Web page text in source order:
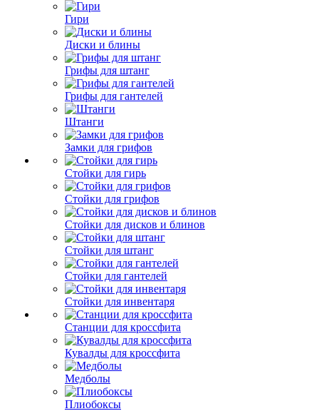
Гири
Диски и блины
Грифы для штанг
Грифы для гантелей
Штанги
Замки для грифов
Стойки для гирь
Стойки для грифов
Стойки для дисков и блинов
Стойки для штанг
Стойки для гантелей
Стойки для инвентаря
Станции для кроссфита
Кувалды для кроссфита
Медболы
Плиобоксы